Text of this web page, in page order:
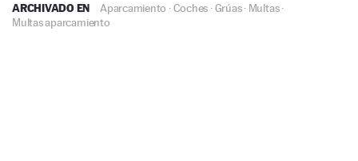
ARCHIVADO EN Aparcamiento ·Coches ·Grúas· Multas·
Multas aparcamiento